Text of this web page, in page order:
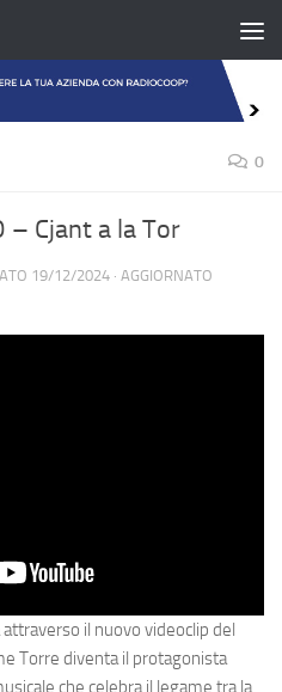
0
– Cjant a la Tor
19/12/2024 · AGGIORNATO
attraverso il nuovo videoclip del
Torre diventa il protagonista
che celebra il legame tra la